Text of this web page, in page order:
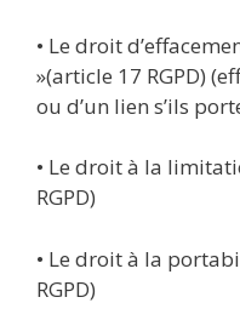
• Le droit
»(article 17 RGPD)
ou d’un lien s’ils
• Le droit à la
RGPD)
• Le droit à la
RGPD)